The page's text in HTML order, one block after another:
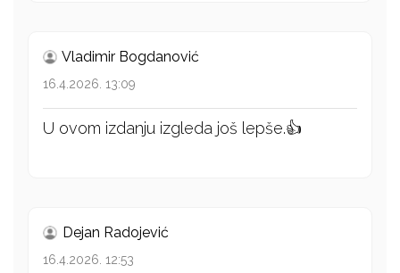
Vladimir Bogdanović
16.4.2026. 13:09
U ovom izdanju izgleda još lepše.👍
Dejan Radojević
16.4.2026. 12:53